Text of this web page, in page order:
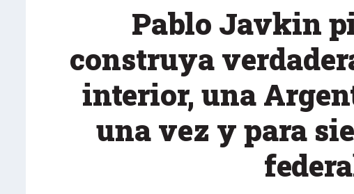
Pablo Javkin
construya
interior, una
una vez y para